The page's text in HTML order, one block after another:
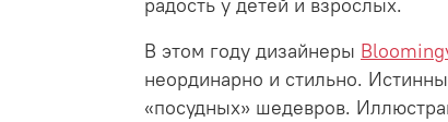
радость у детей и взрослых.
В этом году дизайнеры
неординарно и стильно.
«посудных» шедевров.